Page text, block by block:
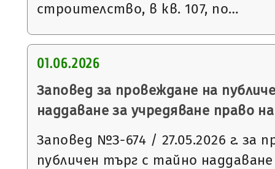
строителство, в кв. 107, по…
01.06.2026
Заповед за провеждане на
наддаване за учредяване право
Заповед №З-674 / 27.05.2026 г. за
публичен търг с тайно